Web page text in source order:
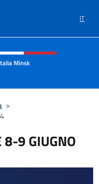
IT
e menù
Minsk
>
8-9 GIUGNO